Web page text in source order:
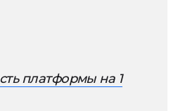
платформы на 1